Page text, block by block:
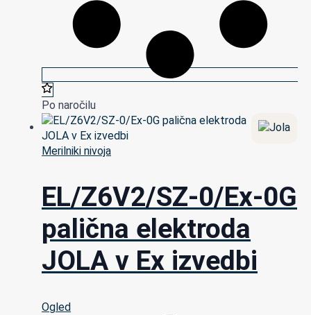
Po naročilu
Merilniki nivoja
EL/Z6V2/SZ-0/Ex-0G
palična elektroda
JOLA v Ex izvedbi
Ogled